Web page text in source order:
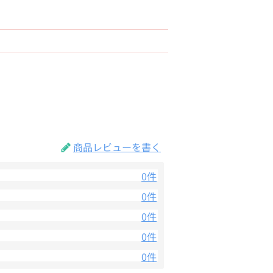
商品レビューを書く
0件
0件
0件
0件
0件